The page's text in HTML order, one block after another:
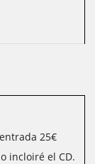
25€
incloiré el CD.